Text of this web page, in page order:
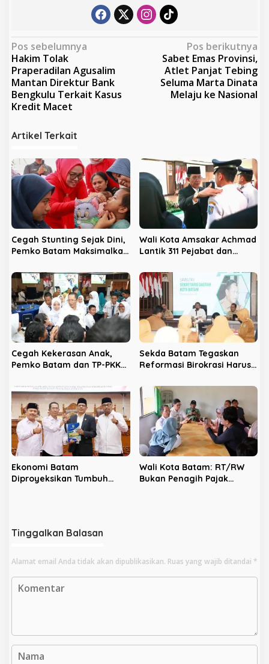
N
a
v
i
g
a
i
p
o
s
Pos sebelumnya
Hakim Tolak
Praperadilan Agusalim
Mantan Direktur Bank
Bengkulu Terkait Kasus
Kredit Macet
Pos berikutnya
Sabet Emas Provinsi,
Atlet Panjat Tebing
Seluma Marta Dinata
Melaju ke Nasional
Artikel Terkait
Cegah Stunting Sejak Dini,
Pemko Batam Maksimalkan
Wali Kota Amsakar Achmad
Lantik 311 Pejabat dan
Cegah Kekerasan Anak,
Pemko Batam dan TP-PKK
Berkontribusi
Sekda Batam Tegaskan
Reformasi Birokrasi Harus
Pelayanan Publik
Ekonomi Batam
Diproyeksikan Tumbuh
Wali Kota Batam: RT/RW
Bukan Penagih Pajak
Tinggalkan Balasan
Alamat email Anda tidak akan dipublikasikan. Ruas yang wajib ditandai *